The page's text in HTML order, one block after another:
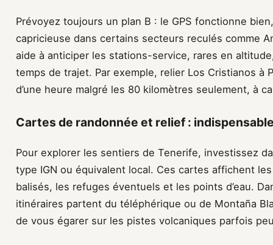
Prévoyez toujours un plan B : le GPS fonctionne
capricieuse dans certains secteurs reculés comme
aide à anticiper les stations-service, rares en
temps de trajet. Par exemple, relier Los Cristianos à
d’une heure malgré les 80 kilomètres seulement, à
Cartes de randonnée et relief :
Pour explorer les sentiers de Tenerife, investissez
type IGN ou équivalent local. Ces cartes affichent
balisés, les refuges éventuels et les points d’eau.
itinéraires partent du téléphérique ou de Montaña
de vous égarer sur les pistes volcaniques parfois